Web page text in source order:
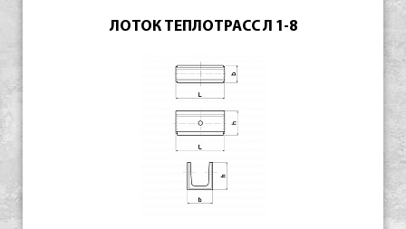
ЛОТОК ТЕПЛОТРАСС Л 1-8